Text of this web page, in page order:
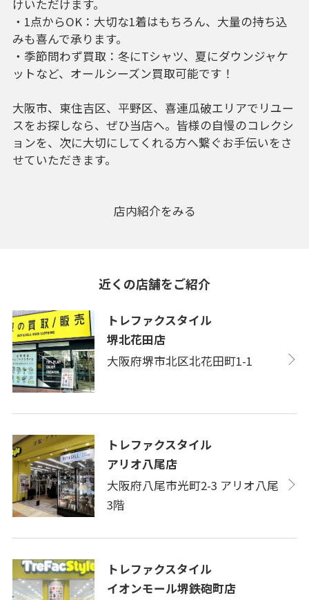
けいただけます。
・1点からOK：大切な1着はもちろん、大量の持ち込
みも喜んで承ります。
・季節問わず買取：冬にTシャツ、夏にダウンジャケ
ットなど、オールシーズン買取可能です！
大阪市、東住吉区、平野区、喜連瓜破エリアでリユー
スをお探しなら、ぜひ当店へ。皆様の自慢のコレクシ
ョンを、次に大切にしてくれる方へ繋ぐお手伝いをさ
せていただきます。
店内紹介をみる
近くの店舗をご紹介
トレファクスタイル
堺北花田店
大阪府堺市北区北花田町1-1
トレファクスタイル
アリオ八尾店
大阪府八尾市光町2-3 アリオ八尾
3階
トレファクスタイル
イオンモール堺鉄砲町店